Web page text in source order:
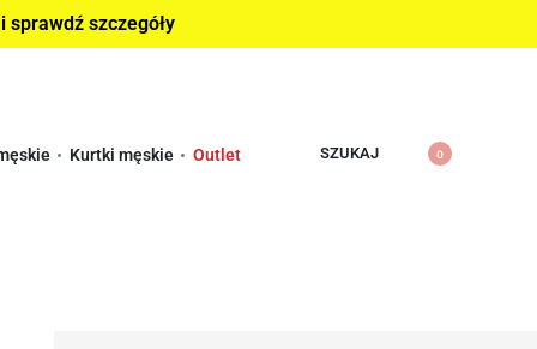
szczegóły
Kurtki męskie Outlet SZUKAJ 0